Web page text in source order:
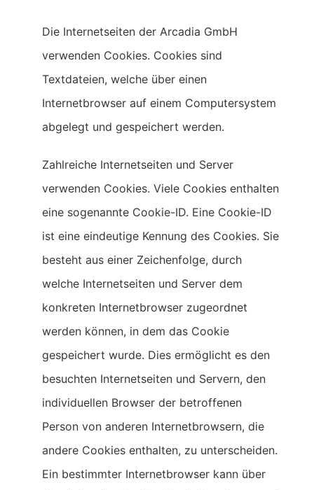
Die Internetseiten der Arcadia GmbH
verwenden Cookies. Cookies sind
Textdateien, welche über einen
Internetbrowser auf einem Computersystem
abgelegt und gespeichert werden.
Zahlreiche Internetseiten und Server
verwenden Cookies. Viele Cookies enthalten
eine sogenannte Cookie-ID. Eine Cookie-ID
ist eine eindeutige Kennung des Cookies. Sie
besteht aus einer Zeichenfolge, durch
welche Internetseiten und Server dem
konkreten Internetbrowser zugeordnet
werden können, in dem das Cookie
gespeichert wurde. Dies ermöglicht es den
besuchten Internetseiten und Servern, den
individuellen Browser der betroffenen
Person von anderen Internetbrowsern, die
andere Cookies enthalten, zu unterscheiden.
Ein bestimmter Internetbrowser kann über